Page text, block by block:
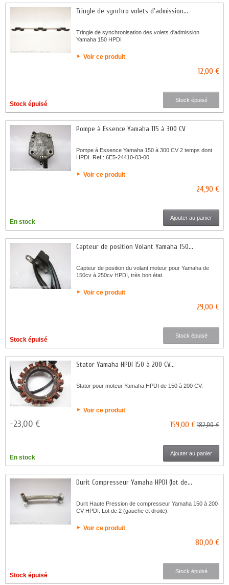
Tringle de synchro volets d'admission...
Tringle de synchronisation des volets d'admission
Yamaha 150 HPDI
Voir ce produit
12,00 €
Stock épuisé
Stock épuisé
Pompe à Essence Yamaha 115 à 300 CV
Pompe à Essence Yamaha 150 à 300 CV 2 temps dont
HPDI. Ref : 6E5-24410-03-00
Voir ce produit
24,90 €
En stock
Ajouter au panier
Capteur de position Volant Yamaha 150...
Capteur de position du volant moteur pour Yamaha de
150cv à 250cv HPDI, très bon état.
Voir ce produit
29,00 €
Stock épuisé
Stock épuisé
Stator Yamaha HPDI 150 à 200 CV...
Stator pour moteur Yamaha HPDI de 150 à 200 CV.
Voir ce produit
-23,00 € 159,00 €182,00 €
En stock
Ajouter au panier
Durit Compresseur Yamaha HPDI (lot de...
Durit Haute Pression de compresseur Yamaha 150 à 200
CV HPDI. Lot de 2 (gauche et droite).
Voir ce produit
80,00 €
Stock épuisé
Stock épuisé